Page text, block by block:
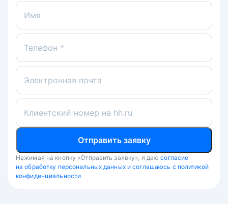
Имя
Телефон *
Электронная почта
Клиентский номер на hh.ru
Отправить заявку
Нажимая на кнопку «Отправить заявку», я даю согласие
на обработку персональных данных и соглашаюсь с политикой
конфиденциальности